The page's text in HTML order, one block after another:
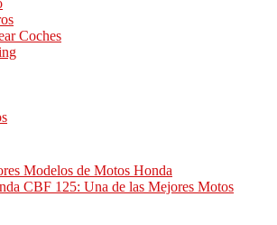
Coches
Modelos de Motos Honda
CBF 125: Una de las Mejores Motos